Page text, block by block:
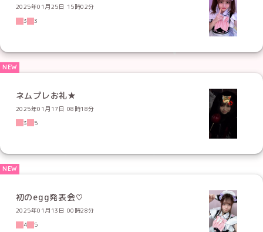
2025年01月25日 15時02分
3
3
ネムプレお礼★
2025年01月17日 08時18分
3
5
初のegg発表会♡
2025年01月13日 00時28分
4
5